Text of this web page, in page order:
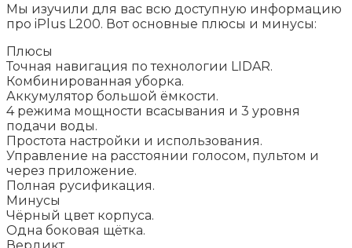
Мы изучили для вас всю доступную информацию
про iPlus L200. Вот основные плюсы и минусы:
Плюсы
Точная навигация по технологии LIDAR.
Комбинированная уборка.
Аккумулятор большой ёмкости.
4 режима мощности всасывания и 3 уровня
подачи воды.
Простота настройки и использования.
Управление на расстоянии голосом, пультом и
через приложение.
Полная русификация.
Минусы
Чёрный цвет корпуса.
Одна боковая щётка.
Вердикт